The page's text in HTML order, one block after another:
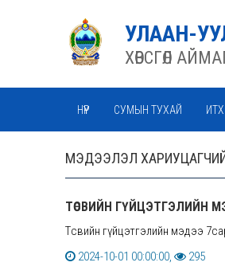
УЛААН-
ХӨВСГӨЛ
НҮҮР СУМЫН ТУХАЙ ИТХ
МЭДЭЭЛЭЛ
ТӨСВИЙН ГҮЙЦЭТГЭЛИЙН
Төсвийн гүйцэтгэлийн мэдээ
2024-10-01 00:00:00,
295